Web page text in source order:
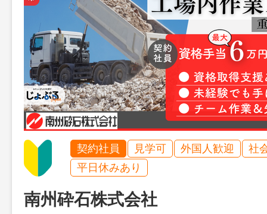
契約社員 見学可 外国人歓迎
社
平日休みあり
南州砕石株式会社